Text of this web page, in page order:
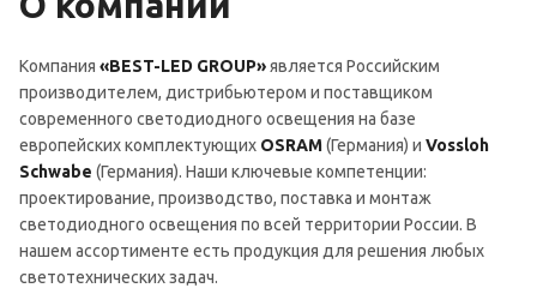
Компания «BEST-LED GROUP»является Российским
производителем, дистрибьютером и поставщиком
современного светодиодного освещения на базе
европейских комплектующих OSRAM(Германия) и Vossloh
Schwabe (Германия). Наши ключевые компетенции:
проектирование, производство, поставка и монтаж
светодиодного освещения по всей территории России. В
нашем ассортименте есть продукция для решения любых
светотехнических задач.